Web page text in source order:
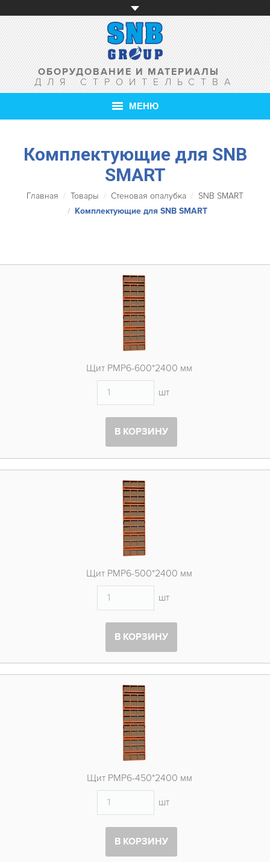
ОБОРУДОВАНИЕ И МАТЕРИАЛЫ
ДЛЯ СТРОИТЕЛЬСТВА
МЕНЮ
О КОМПАНИИ
ТОВАРЫ
Комплектующие для SNB
SMART
Вы здесь:
Главная Товары Стеновая опалубка
SNB SMART
Комплектующие для SNB SMART
Щит PMP6-600*2400 мм
шт
В КОРЗИНУ
Щит PMP6-500*2400 мм
шт
В КОРЗИНУ
Щит PMP6-450*2400 мм
шт
В КОРЗИНУ